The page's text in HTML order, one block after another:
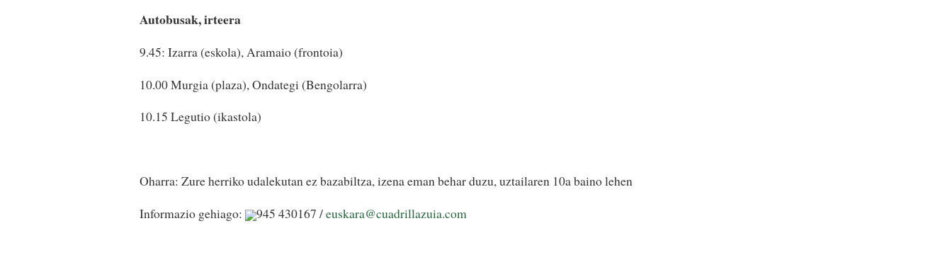
Autobusak, irteera
9.45: Izarra (eskola), Aramaio (frontoia)
10.00 Murgia (plaza), Ondategi (Bengolarra)
10.15 Legutio (ikastola)
Oharra: Zure herriko udalekutan ez bazabiltza, izena eman behar duzu, uztailaren 10a baino lehen
Informazio gehiago:
945 430167 /euskara@cuadrillazuia.com